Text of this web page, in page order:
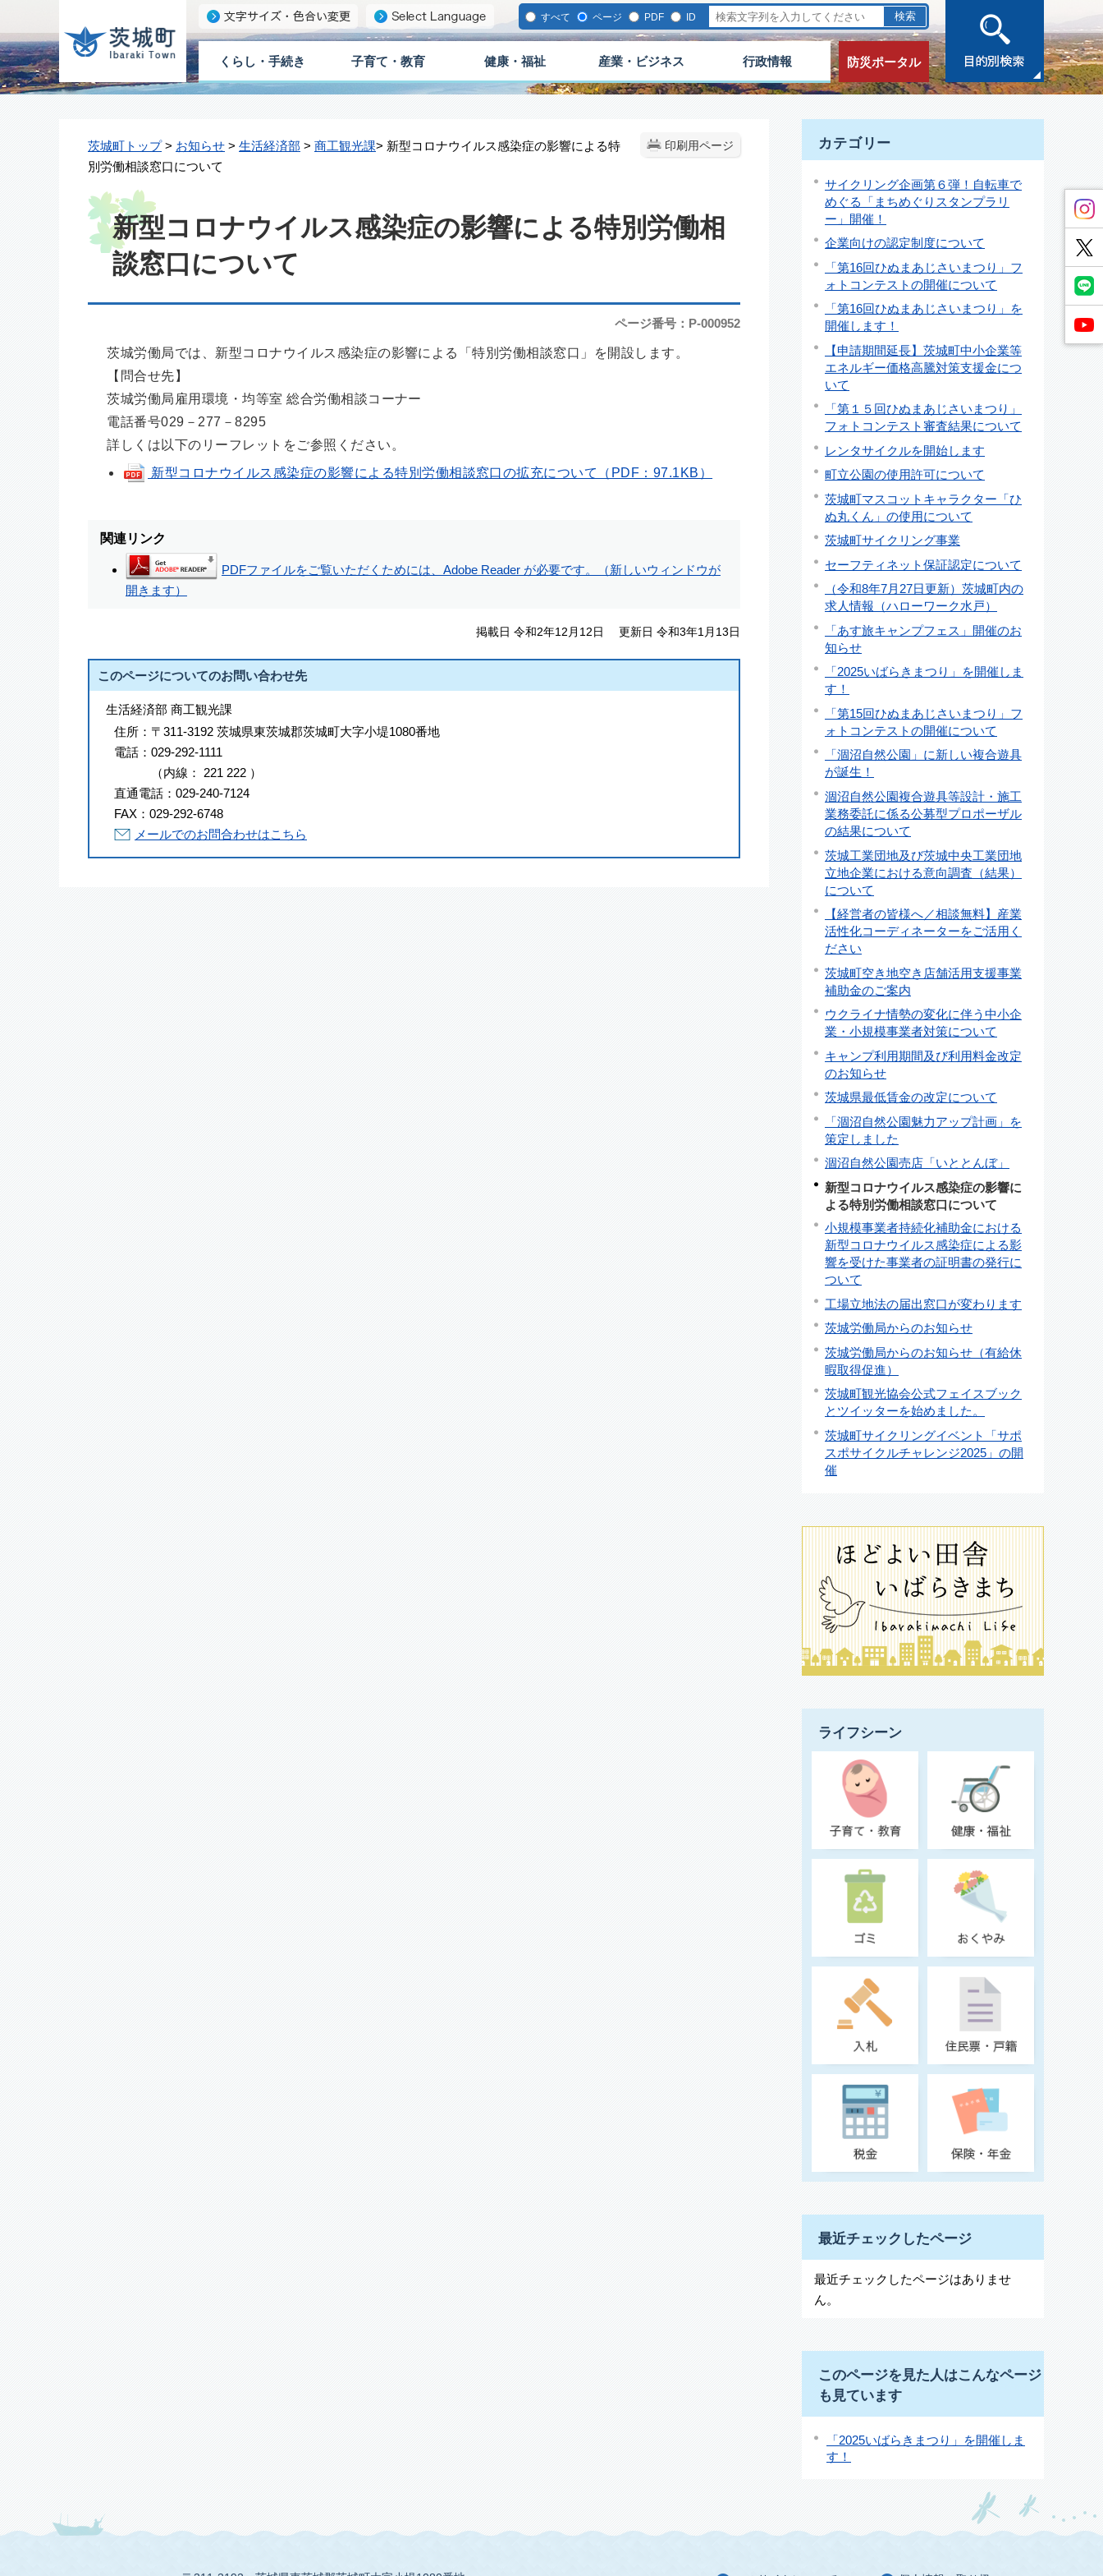
すべて ページ PDF ID
くらし・手続き 子育て・教育 健康・福祉 産業・ビジネス 行政情報 防災ポータル
印刷用ページ
茨城町トップ> お知らせ > 生活経済部 > 商工観光課> 新型コロナウイルス感染症の影響による特
別労働相談窓口について
新型コロナウイルス感染症の影響による特別労働相
談窓口について
ページ番号：P-000952
茨城労働局では、新型コロナウイルス感染症の影響による「特別労働相談窓口」を開設します。
【問合せ先】
茨城労働局雇用環境・均等室 総合労働相談コーナー
電話番号029－277－8295
詳しくは以下のリーフレットをご参照ください。
新型コロナウイルス感染症の影響による特別労働相談窓口の拡充について（PDF：97.1KB）
関連リンク
PDFファイルをご覧いただくためには、Adobe Reader が必要です。（新しいウィンドウが
開きます）
掲載日 令和2年12月12日 更新日 令和3年1月13日
このページについてのお問い合わせ先
生活経済部 商工観光課
住所： 〒311-3192 茨城県東茨城郡茨城町大字小堤1080番地
電話： 029-292-1111
（内線 ： 221 222 ）
直通電話： 029-240-7124
FAX： 029-292-6748
メールでのお問合わせはこちら
カテゴリー
サイクリング企画第６弾！自転車で
めぐる「まちめぐりスタンプラリ
ー」開催！
企業向けの認定制度について
「第16回ひぬまあじさいまつり」フ
ォトコンテストの開催について
「第16回ひぬまあじさいまつり」を
開催します！
【申請期間延長】茨城町中小企業等
エネルギー価格高騰対策支援金につ
いて
「第１５回ひぬまあじさいまつり」
フォトコンテスト審査結果について
レンタサイクルを開始します
町立公園の使用許可について
茨城町マスコットキャラクター「ひ
ぬ丸くん」の使用について
茨城町サイクリング事業
セーフティネット保証認定について
（令和8年7月27日更新）茨城町内の
求人情報（ハローワーク水戸）
「あす旅キャンプフェス」開催のお
知らせ
「2025いばらきまつり」を開催しま
す！
「第15回ひぬまあじさいまつり」フ
ォトコンテストの開催について
「涸沼自然公園」に新しい複合遊具
が誕生！
涸沼自然公園複合遊具等設計・施工
業務委託に係る公募型プロポーザル
の結果について
茨城工業団地及び茨城中央工業団地
立地企業における意向調査（結果）
について
【経営者の皆様へ／相談無料】産業
活性化コーディネーターをご活用く
ださい
茨城町空き地空き店舗活用支援事業
補助金のご案内
ウクライナ情勢の変化に伴う中小企
業・小規模事業者対策について
キャンプ利用期間及び利用料金改定
のお知らせ
茨城県最低賃金の改定について
「涸沼自然公園魅力アップ計画」を
策定しました
涸沼自然公園売店「いととんぼ」
新型コロナウイルス感染症の影響に
よる特別労働相談窓口について
小規模事業者持続化補助金における
新型コロナウイルス感染症による影
響を受けた事業者の証明書の発行に
ついて
工場立地法の届出窓口が変わります
茨城労働局からのお知らせ
茨城労働局からのお知らせ（有給休
暇取得促進）
茨城町観光協会公式フェイスブック
とツイッターを始めました。
茨城町サイクリングイベント「サポ
スポサイクルチャレンジ2025」の開
催
ライフシーン
最近チェックしたページ
最近チェックしたページはありませ
ん。
このページを見た人はこんなページ
も見ています
「2025いばらきまつり」を開催しま
す！